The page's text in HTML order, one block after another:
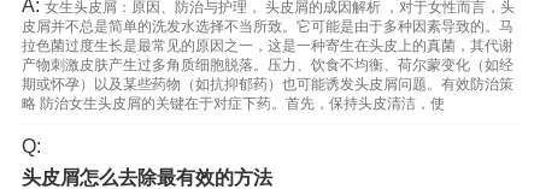
A: 女生头皮屑：原因、防治与护理， 头皮屑的成因解析 ，对于女性而言，头
皮屑并不总是简单的洗发水选择不当所致。它可能是由于多种因素导致的。马
拉色菌过度生长是最常见的原因之一，这是一种寄生在头皮上的真菌，其代谢
产物刺激皮肤产生过多角质细胞脱落。压力、饮食不均衡、荷尔蒙变化（如经
期或怀孕）以及某些药物（如抗抑郁药）也可能诱发头皮屑问题。有效防治策
略 防治女生头皮屑的关键在于对症下药。首先，保持头皮清洁，使
Q:
头皮屑怎么去除最有效的方法